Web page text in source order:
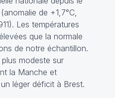
de +1,7°C,
Les températures
que la normale
de notre échantillon.
modeste sur
la Manche et
léger déficit à Brest.